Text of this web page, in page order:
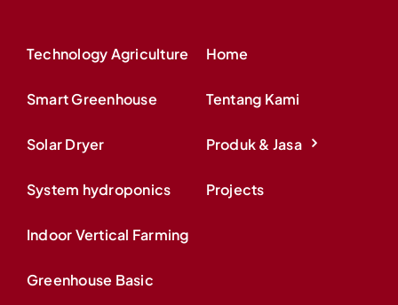
Technology Agriculture
Smart Greenhouse
Solar Dryer
System hydroponics
Indoor Vertical Farming
Greenhouse Basic
Home
Tentang Kami
Produk & Jasa
Projects